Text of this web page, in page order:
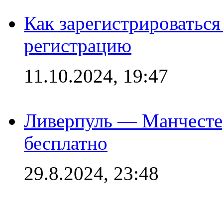
Как
регистрацию
11.10.2024, 19:47
Ливерпуль —
бесплатно
29.8.2024, 23:48